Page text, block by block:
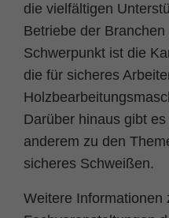
die vielfältigen
Betriebe der
Schwerpunkt ist die
die für sicheres
Darüber hinaus gibt
anderem zu den
sicheres Schweißen.
Weitere Informationen